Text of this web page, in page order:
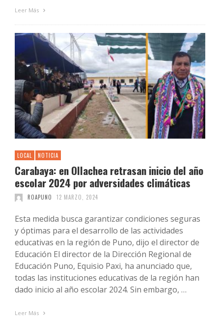
Leer Más
LOCAL NOTICIA
Carabaya: en Ollachea retrasan inicio del año
escolar 2024 por adversidades climáticas
ROAPUNO 12 MARZO, 2024
Esta medida busca garantizar condiciones seguras
y óptimas para el desarrollo de las actividades
educativas en la región de Puno, dijo el director de
Educación El director de la Dirección Regional de
Educación Puno, Equisio Paxi, ha anunciado que,
todas las instituciones educativas de la región han
dado inicio al año escolar 2024. Sin embargo, …
Leer Más